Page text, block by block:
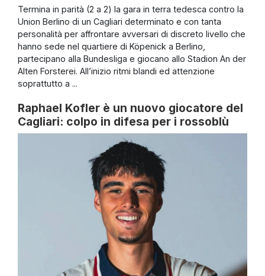
Termina in parità (2 a 2) la gara in terra tedesca contro la
Union Berlino di un Cagliari determinato e con tanta
personalità per affrontare avversari di discreto livello che
hanno sede nel quartiere di Köpenick a Berlino,
partecipano alla Bundesliga e giocano allo Stadion An der
Alten Forsterei. All’inizio ritmi blandi ed attenzione
soprattutto a ...
Raphael Kofler è un nuovo giocatore del
Cagliari: colpo in difesa per i rossoblù